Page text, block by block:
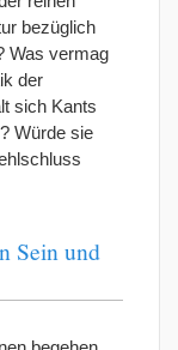
bezüglich
Was vermag
der
sich Kants
Würde sie
Sein und